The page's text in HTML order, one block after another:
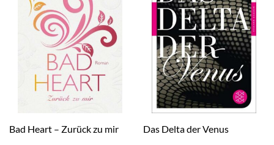
Bad Heart – Zurück zu mir
Das Delta der Venus